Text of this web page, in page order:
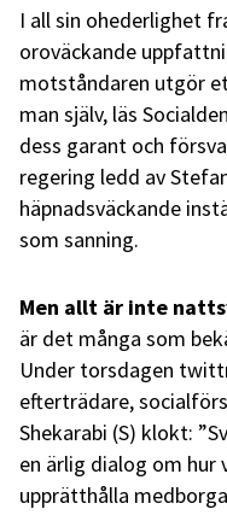
I all sin ohederlighet
oroväckande
motståndaren utgör
man själv, läs
dess garant och
regering ledd av
häpnadsväckande
som sanning.
Men allt är inte
är det många som
Under torsdagen
efterträdare,
Shekarabi (S) klokt:
en ärlig dialog om
upprätthålla